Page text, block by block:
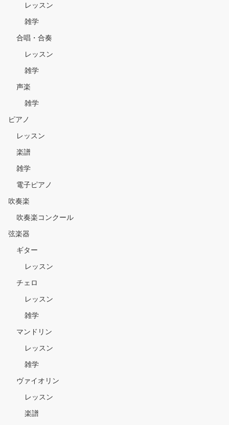
レッスン
雑学
合唱・合奏
レッスン
雑学
声楽
雑学
ピアノ
レッスン
楽譜
雑学
電子ピアノ
吹奏楽
吹奏楽コンクール
弦楽器
ギター
レッスン
チェロ
レッスン
雑学
マンドリン
レッスン
雑学
ヴァイオリン
レッスン
楽譜